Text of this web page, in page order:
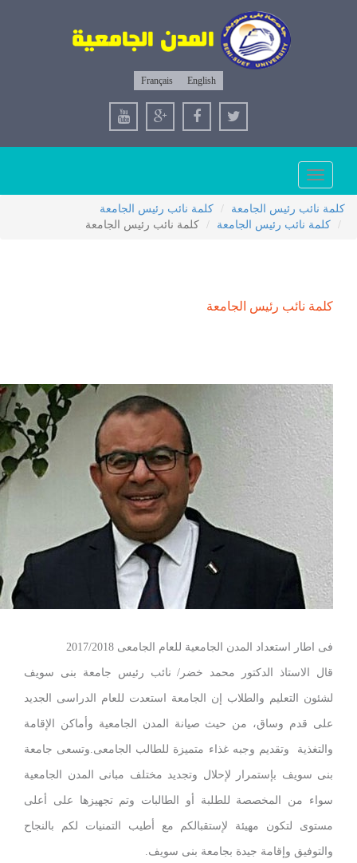
Français
الجامعة
كلمة نائب رئيس الجامعة
رئيس الجامعة
كلمة نائب رئيس الجامعة
رئيس الجامعة
المدن الجامعية للعام الجامعى 2017/2018
الدكتور محمد خضر/ نائب رئيس جامعة بنى سويف
والطلاب إن الجامعة استعدت للعام الدراسى الجديد
من حيث صيانة المدن الجامعية وأماكن الإقامة
وتقديم وجبه غذاء متميزة للطالب الجامعى.وتسعى جامعة
بإستمرار لإحلال وتجديد مختلف مبانى المدن الجامعية
للطلبة أو الطالبات وتم تجهيزها على أعلى
مهيئة لإستقبالكم مع أطيب التمنيات لكم بالنجاح
وإقامة جيدة بجامعة بنى سويف.